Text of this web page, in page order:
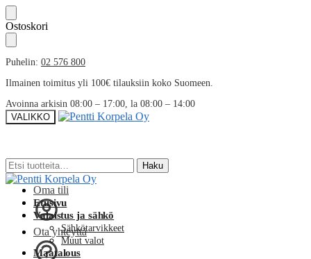
Skip
to
navigation
Skip
to
content
Ostoskori
Puhelin: 02 576 800
Ilmainen toimitus yli 100€ tilauksiin koko Suomeen.
Avoinna arkisin 08:00 – 17:00, la 08:00 – 14:00
VALIKKO
Etsi: Haku
Oma tili
Ota yhteyttä
Etsi: Haku
Etusivu
Valaistus ja sähkö
Sähkötarvikkeet
Muut valot
Maatalous